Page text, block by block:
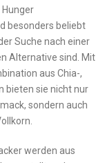
besonders beliebt
Suche nach einer
Alternative sind. Mit
aus Chia-,
bieten sie nicht nur
sondern auch
werden aus